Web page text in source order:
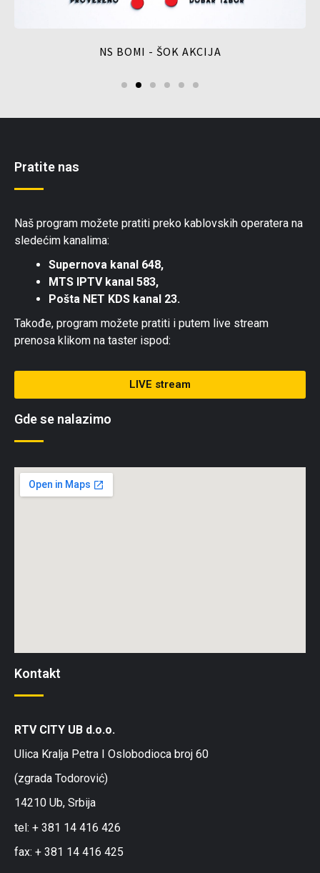
NS BOMI - ŠOK AKCIJA
Pratite nas
Naš program možete pratiti preko kablovskih operatera na
sledećim kanalima:
Supernova kanal 648,
MTS IPTV kanal 583,
Pošta NET KDS kanal 23.
Takođe, program možete pratiti i putem live stream
prenosa klikom na taster ispod:
LIVE stream
Gde se nalazimo
Kontakt
RTV CITY UB d.o.o.
Ulica Kralja Petra I Oslobodioca broj 60
(zgrada Todorović)
14210 Ub, Srbija
tel: + 381 14 416 426
fax: + 381 14 416 425